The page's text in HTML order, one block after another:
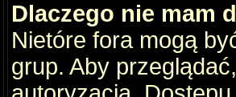
Dlaczego nie mam
Nietóre fora mogą
grup. Aby